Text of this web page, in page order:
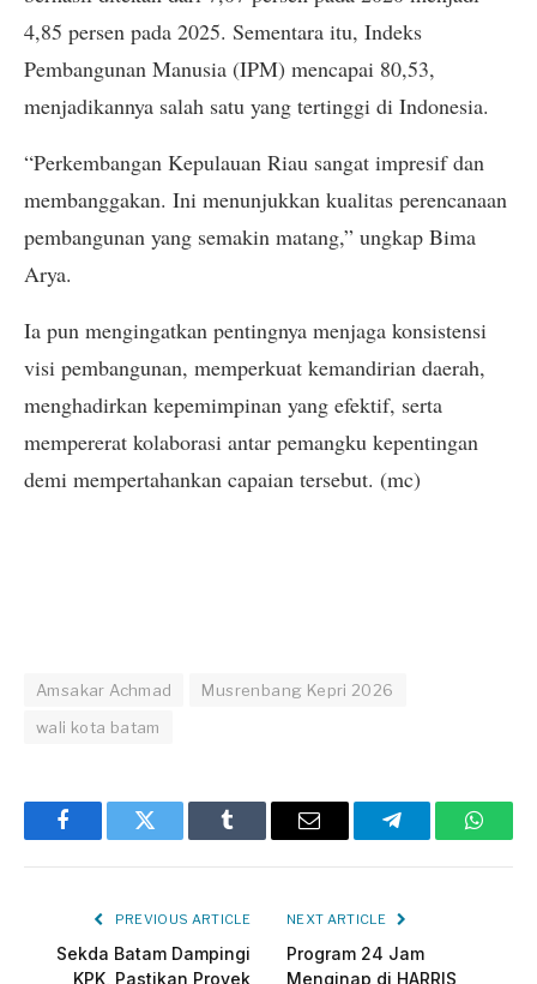
4,85 persen pada 2025. Sementara itu, Indeks
Pembangunan Manusia (IPM) mencapai 80,53,
menjadikannya salah satu yang tertinggi di Indonesia.
“Perkembangan Kepulauan Riau sangat impresif dan
membanggakan. Ini menunjukkan kualitas perencanaan
pembangunan yang semakin matang,” ungkap Bima
Arya.
Ia pun mengingatkan pentingnya menjaga konsistensi
visi pembangunan, memperkuat kemandirian daerah,
menghadirkan kepemimpinan yang efektif, serta
mempererat kolaborasi antar pemangku kepentingan
demi mempertahankan capaian tersebut. (mc)
Amsakar Achmad
Musrenbang Kepri 2026
wali kota batam
FacebookTwitter Tumblr Email Telegram
PREVIOUS ARTICLE
Sekda Batam Dampingi
KPK, Pastikan Proyek
NEXT ARTICLE
Program 24 Jam
Menginap di HARRIS